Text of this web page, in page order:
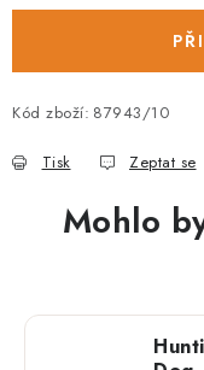
Kód zboží: 87943/10
Tisk Zeptat se
Mohlo